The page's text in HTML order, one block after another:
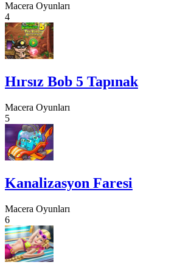
Macera Oyunları
4
Hırsız Bob 5 Tapınak
Macera Oyunları
5
Kanalizasyon Faresi
Macera Oyunları
6